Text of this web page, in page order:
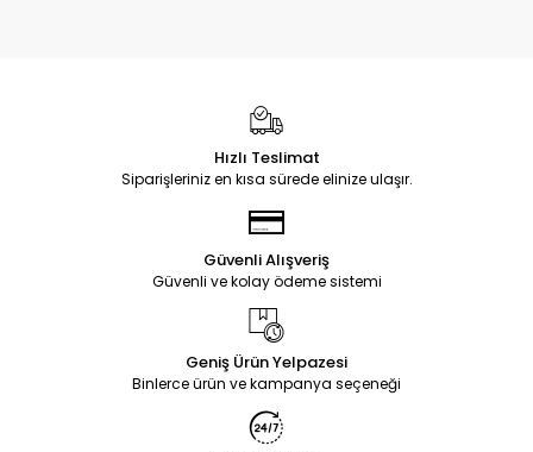
Hızlı Teslimat
Siparişleriniz en kısa sürede elinize ulaşır.
Güvenli Alışveriş
Güvenli ve kolay ödeme sistemi
Geniş Ürün Yelpazesi
Binlerce ürün ve kampanya seçeneği